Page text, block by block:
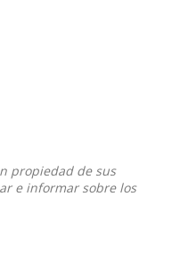
propiedad de sus
e informar sobre los